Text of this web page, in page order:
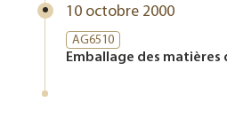
10 octobre 2000
AG6510
Emballage des matières